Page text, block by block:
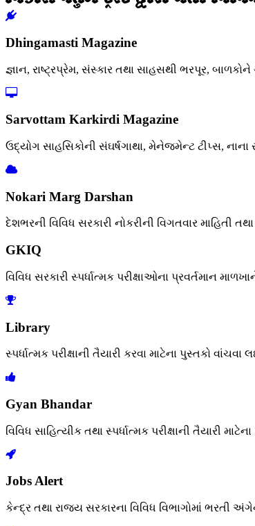
Dhingamasti Magazine
જ્ઞાન, રાષ્ટ્રપ્રેમ, સંસ્કાર તથા સાહસથી ભરપૂર,
Sarvottam Karkirdi Magazine
ઉદ્યોગ સાહસિકોની સંઘર્ષગાથા, મેનેજમેન્ટ ટીપ્સ, નાના
Nokari Marg Darshan
દેશભરની વિવિધ સરકારી નોકરીની વિગતવાર માહિતી
GKIQ
વિવિધ સરકારી સ્પર્ધાત્મક પરીક્ષાઓના પ્રવર્તમાન
Library
સ્પર્ધાત્મક પરીક્ષાની તૈયારી કરવા માટેના પુસ્તકો
Gyan Bhandar
વિવિધ સાહિત્યીક તથા સ્પર્ધાત્મક પરીક્ષાની તૈયારી
Jobs Alert
કેન્દ્ર તથા રાજ્ય સરકારના વિવિધ વિભાગોમાં ભરતી